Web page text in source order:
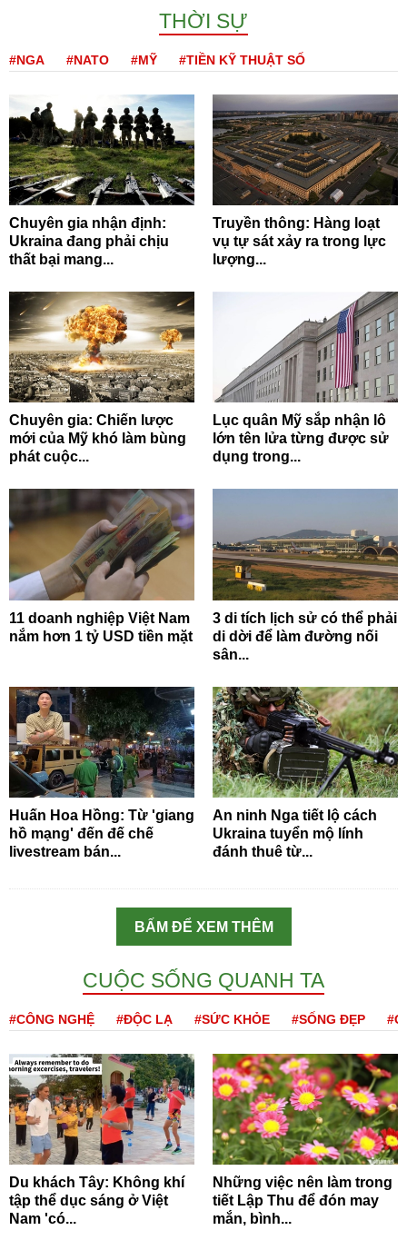
THỜI SỰ
#NGA #NATO #MỸ #TIỀN KỸ THUẬT SỐ
Chuyên gia nhận định:
Ukraina đang phải chịu
thất bại mang...
Truyền thông: Hàng loạt
vụ tự sát xảy ra trong lực
lượng...
Chuyên gia: Chiến lược
mới của Mỹ khó làm bùng
phát cuộc...
Lục quân Mỹ sắp nhận lô
lớn tên lửa từng được sử
dụng trong...
11 doanh nghiệp Việt Nam
nắm hơn 1 tỷ USD tiền mặt
3 di tích lịch sử có thể phải
di dời để làm đường nối
sân...
Huấn Hoa Hồng: Từ 'giang
hồ mạng' đến đế chế
livestream bán...
An ninh Nga tiết lộ cách
Ukraina tuyển mộ lính
đánh thuê từ...
BẤM ĐỂ XEM THÊM
CUỘC SỐNG QUANH TA
#CÔNG NGHỆ #ĐỘC LẠ #SỨC KHỎE #SỐNG ĐẸP
Du khách Tây: Không khí
tập thể dục sáng ở Việt
Nam 'có...
Những việc nên làm trong
tiết Lập Thu để đón may
mắn, bình...